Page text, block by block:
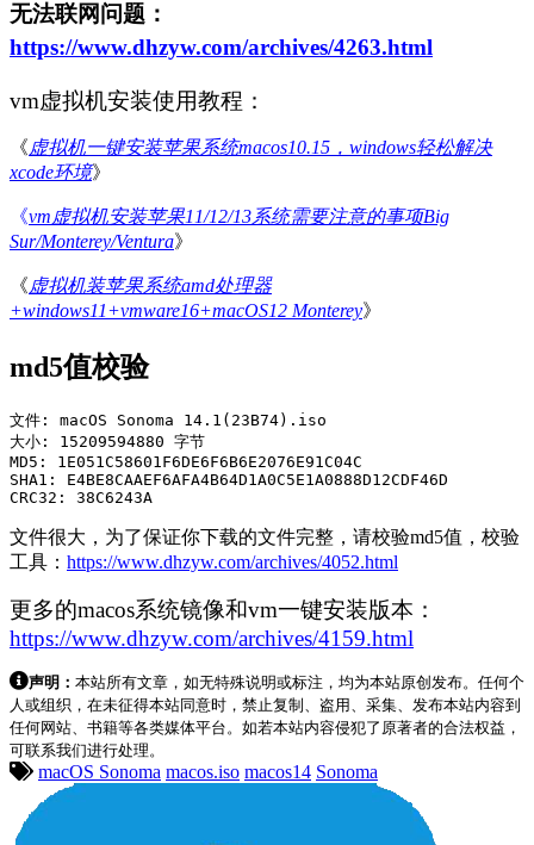
无法联网问题：
https://www.dhzyw.com/archives/4263.html
vm虚拟机安装使用教程：
《虚拟机一键安装苹果系统macos10.15，windows轻松解决
xcode环境》
《vm虚拟机安装苹果11/12/13系统需要注意的事项Big
Sur/Monterey/Ventura》
《虚拟机装苹果系统amd处理器
+windows11+vmware16+macOS12 Monterey》
md5值校验
文件: macOS Sonoma 14.1(23B74).iso
大小: 15209594880 字节
MD5: 1E051C58601F6DE6F6B6E2076E91C04C
SHA1: E4BE8CAAEF6AFA4B64D1A0C5E1A0888D12CDF46D
CRC32: 38C6243A
文件很大，为了保证你下载的文件完整，请校验md5值，校验
工具： https://www.dhzyw.com/archives/4052.html
更多的macos系统镜像和vm一键安装版本：
https://www.dhzyw.com/archives/4159.html
声明： 本站所有文章，如无特殊说明或标注，均为本站原创发布。任何个
人或组织，在未征得本站同意时，禁止复制、盗用、采集、发布本站内容到
任何网站、书籍等各类媒体平台。如若本站内容侵犯了原著者的合法权益，
可联系我们进行处理。
macOS Sonoma macos.iso macos14 Sonoma